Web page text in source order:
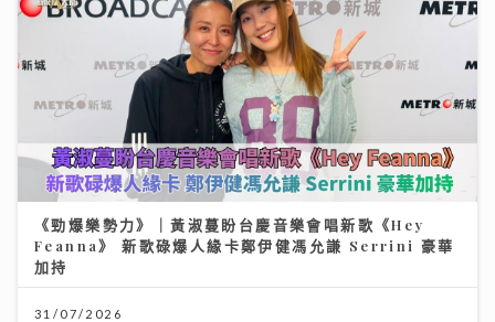
《勁爆樂勢力》｜黃淑蔓盼台慶音樂會唱新歌《Hey
Feanna》 新歌碌爆人緣卡鄭伊健馮允謙 Serrini 豪華
加持
31/07/2026